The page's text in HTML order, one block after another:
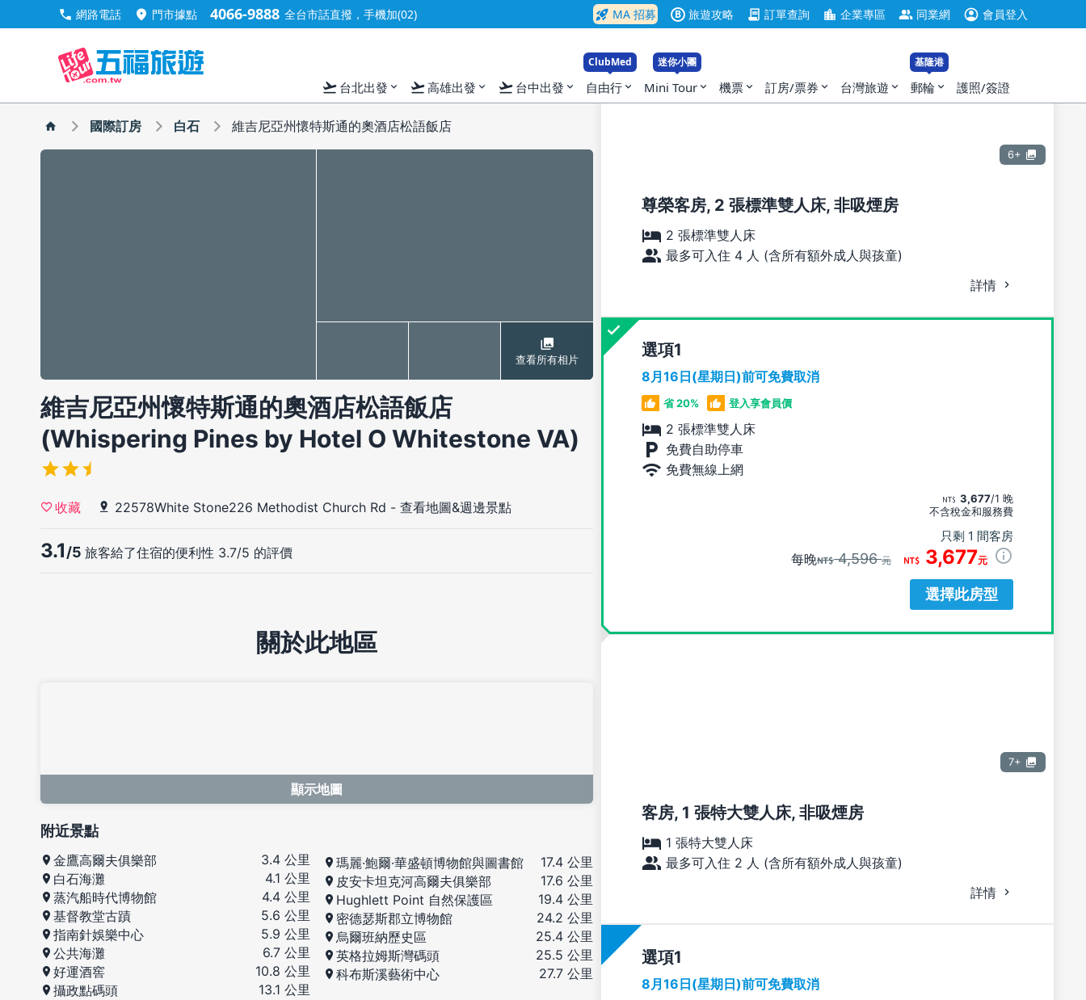
call 網路電話 location_on 門市據點 4066-9888 全台市話直撥，手機加(02) rocket_launch MA 招募 B 旅遊攻略 contract 訂單查詢 location_city 企業專區 group 同業網 account_circle 會員登入
flight_takeoff 台北出發 expand_more flight_takeoff高雄出發 expand_more flight_takeoff 台中出發 expand_more
ClubMed
自由行 expand_more
迷你小團
Mini Tour expand_more 機票 expand_more 訂房/票券 expand_more 台灣旅遊 expand_more
基隆港
郵輪 expand_more 護照/簽證
國際訂房 白石 維吉尼亞州懷特斯通的奧酒店松語飯店
查看所有相片
維吉尼亞州懷特斯通的奧酒店松語飯店
(Whispering Pines by Hotel O Whitestone VA)
收藏 22578White Stone226 Methodist Church Rd - 查看地圖&週邊景點
3.1/5 旅客給了住宿的便利性 3.7/5 的評價
6+
尊榮客房, 2 張標準雙人床, 非吸煙房
2 張標準雙人床
最多可入住 4 人 (含所有額外成人與孩童)
詳情
選項
8月16日(星期日)前可免費取消
省 20% 登入享會員價
2 張標準雙人床
免費自助停車
免費無線上網
3,677/1 晚
不含稅金和服務費
只剩 1 間客房
每晚 4,596元 3,677元
選擇此房型
7+
客房, 1 張特大雙人床, 非吸煙房
1 張特大雙人床
最多可入住 2 人 (含所有額外成人與孩童)
詳情
選項
8月16日(星期日)前可免費取消
關於此地區
顯示地圖
附近景點
金鷹高爾夫俱樂部
3.4 公里
白石海灘
4.1 公里
蒸汽船時代博物館
4.4 公里
基督教堂古蹟
5.6 公里
指南針娛樂中心
5.9 公里
公共海灘
6.7 公里
好運酒窖
10.8 公里
攝政點碼頭
13.1 公里
瑪麗·鮑爾·華盛頓博物館與圖書館
17.4 公里
皮安卡坦克河高爾夫俱樂部
17.6 公里
Hughlett Point 自然保護區
19.4 公里
密德瑟斯郡立博物館
24.2 公里
烏爾班納歷史區
25.4 公里
英格拉姆斯灣碼頭
25.5 公里
科布斯溪藝術中心
27.7 公里